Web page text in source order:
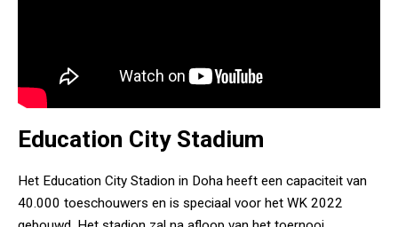
Education City Stadium
Het Education City Stadion in Doha heeft een capaciteit van
40.000 toeschouwers en is speciaal voor het WK 2022